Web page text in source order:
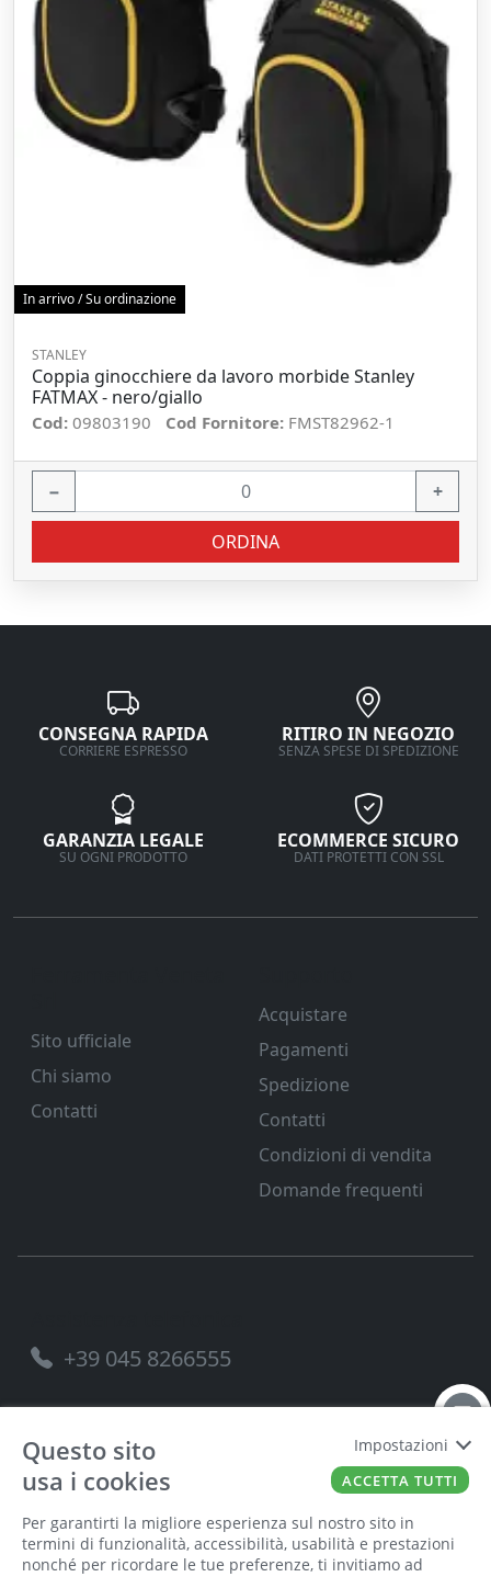
In arrivo / Su ordinazione
STANLEY
Coppia ginocchiere da lavoro morbide Stanley
FATMAX - nero/giallo
Cod: 09803190 Cod Fornitore: FMST82962-1
− +
ORDINA
CONSEGNA RAPIDA
CORRIERE ESPRESSO
RITIRO IN NEGOZIO
SENZA SPESE DI SPEDIZIONE
GARANZIA LEGALE
SU OGNI PRODOTTO
ECOMMERCE SICURO
DATI PROTETTI CON SSL
Sito ufficiale
Chi siamo
Contatti
Acquistare
Pagamenti
Spedizione
Contatti
Condizioni di vendita
Domande frequenti
+39 045 8266555
FERRAMENTA VENETA SRL 00221490238
Questo sito
usa i cookies
Per garantirti la migliore esperienza sul nostro sito in
termini di funzionalità, accessibilità, usabilità e prestazioni
nonché per ricordare le tue preferenze, ti invitiamo ad
Impostazioni
ACCETTA TUTTI